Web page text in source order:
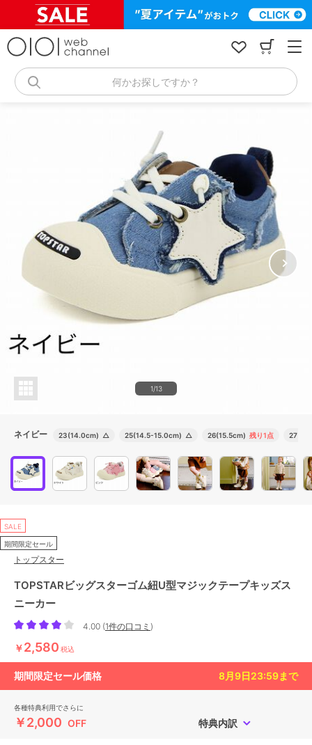
何かお探しですか？
1/13
ネイビー 23(14.0cm) △ 25(14.5-15.0cm) △ 26(15.5cm) 残り1点
SALE
期間限定セール
トップスター
TOPSTARビッグスターゴム紐U型マジックテープキッズス
ニーカー
4.00 (1件の口コミ )
￥2,580 税込
期間限定セール価格 8月9日23:59まで
各種特典利用でさらに
￥2,000 OFF 特典内訳